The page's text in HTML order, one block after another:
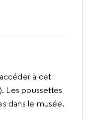
à cet
Les poussettes
dans le musée.